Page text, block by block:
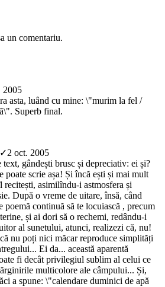
un comentariu.
2005
asta, luând cu mine: \"murim la fel /
Superb final.
✓2 oct. 2005
gândești brusc și depreciativ: ei și?
scrie așa! Și încă ești și mai mult
recitești, asimilîndu-i astmosfera și
După o vreme de uitare, însă, când
poemă continuă să te locuiască , precum
și ai dori să o rechemi, redându-i
al sunetului, atunci, realizezi că, nu!
nu poți nici măcar reproduce simplități
Ei da... această aparentă
fi decât privilegiul sublim al celui ce
multicolore ale câmpului... Și,
a spune: \"calendare duminici de apă